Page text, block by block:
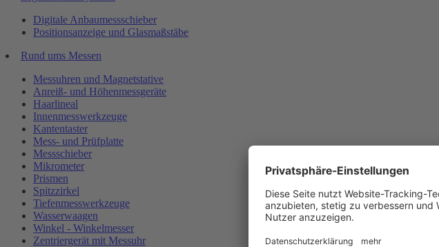
Digitale Anbaumessschieber
Positionsanzeige und Glasmaßstäbe
Rund ums Messen
Messuhren und Magnetstative
Anreiß- und Höhenmessgeräte
Haarlineal
Innenmesswerkzeuge
Kantentaster
Mess- und Prüfplatte
Messschieber
Mikrometer
Prismen
Spitzzirkel
Tiefenmesswerkzeuge
Wasserwaagen
Winkel - Winkelmesser
Zentriergerät mit Messuhr